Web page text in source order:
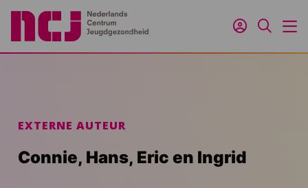
Inloggen
Zoeken
EXTERNE AUTEUR
Connie, Hans, Eric en Ingrid